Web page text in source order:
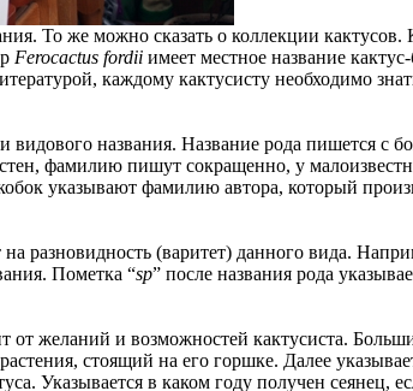
То же можно сказать о коллекции
Ferocactus fordii имеет местное название
каждому кактусисту необходимо
видового названия. Название рода пишется с
фамилию пишут сокращенно, у
указывают фамилию автора, который
разновидность (варитет) данного вида.
Пометка “sp” после названия рода
от желаний и возможностей кактусиста.
стоящий на его горшке. Далее
Указывается в каком году получен сеянец,